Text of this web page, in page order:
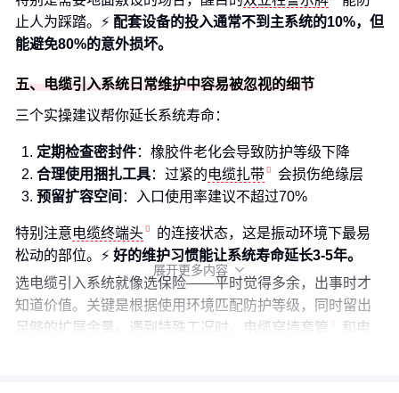
止人为踩踏。⚡ 配套设备的投入通常不到主系统的10%，但
能避免80%的意外损坏。
五、电缆引入系统日常维护中容易被忽视的细节
三个实操建议帮你延长系统寿命：
定期检查密封件：橡胶件老化会导致防护等级下降
合理使用捆扎工具：过紧的电缆扎带
会损伤绝缘层
预留扩容空间 ：入口使用率建议不超过70%
特别注意电缆终端头
的连接状态，这是振动环境下最易
松动的部位。⚡ 好的维护习惯能让系统寿命延长3-5年。
选电缆引入系统就像选保险——平时觉得多余，出事时才
知道价值。关键是根据使用环境匹配防护等级，同时留出
足够的扩展余量。遇到特殊工况时，
电缆穿墙套管 和 电
展开更多内容 